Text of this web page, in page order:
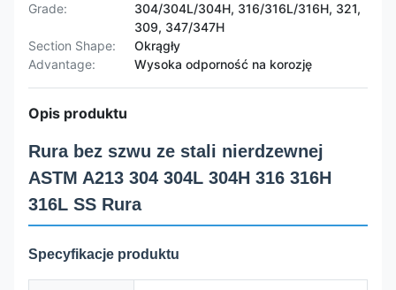
Grade:
304/304L/304H, 316/316L/316H, 321,
309, 347/347H
Section Shape:
Okrągły
Advantage:
Wysoka odporność na korozję
Opis produktu
Rura bez szwu ze stali nierdzewnej
ASTM A213 304 304L 304H 316 316H
316L SS Rura
Specyfikacje produktu